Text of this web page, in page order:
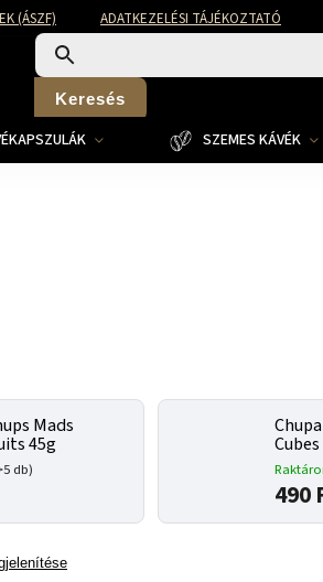
(ÁSZF) ADATKEZELÉSI TÁJÉKOZTATÓ
Keresés
SZEMES KÁVÉK
Mads
45g
db)
490